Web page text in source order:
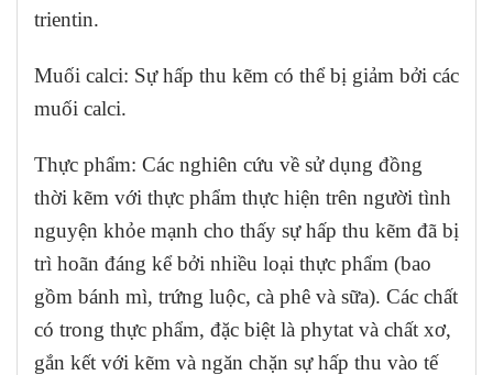
trientin.
Muối calci: Sự hấp thu kẽm có thể bị giảm bởi các
muối calci.
Thực phẩm: Các nghiên cứu về sử dụng đồng
thời kẽm với thực phẩm thực hiện trên người tình
nguyện khỏe mạnh cho thấy sự hấp thu kẽm đã bị
trì hoãn đáng kể bởi nhiều loại thực phẩm (bao
gồm bánh mì, trứng luộc, cà phê và sữa). Các chất
có trong thực phẩm, đặc biệt là phytat và chất xơ,
gắn kết với kẽm và ngăn chặn sự hấp thu vào tế